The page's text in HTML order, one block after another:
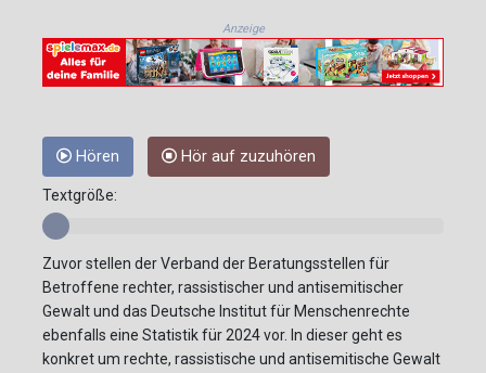
Anzeige
Hören Hör auf zuzuhören
Textgröße:
Zuvor stellen der Verband der Beratungsstellen für
Betroffene rechter, rassistischer und antisemitischer
Gewalt und das Deutsche Institut für Menschenrechte
ebenfalls eine Statistik für 2024 vor. In dieser geht es
konkret um rechte, rassistische und antisemitische Gewalt